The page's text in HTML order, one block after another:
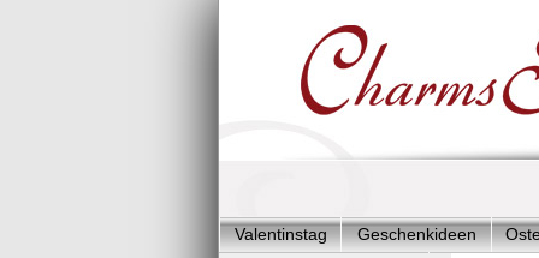
Valentinstag Geschenkideen